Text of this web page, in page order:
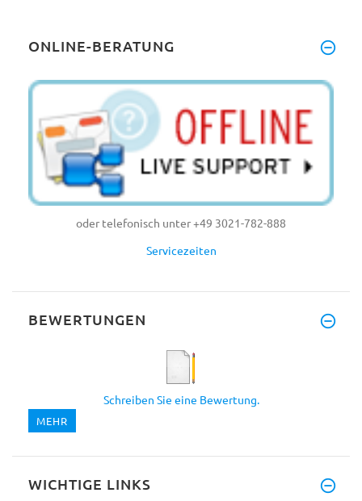
ONLINE-BERATUNG
oder telefonisch unter +49 3021-782-888
Servicezeiten
BEWERTUNGEN
Schreiben Sie eine Bewertung.
MEHR
WICHTIGE LINKS